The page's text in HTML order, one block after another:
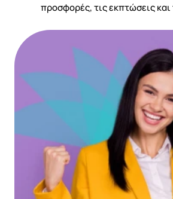
προσφορές, τις εκπτώσεις